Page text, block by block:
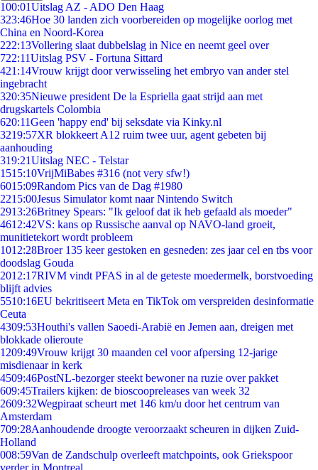
100:01Uitslag AZ - ADO Den Haag
323:46Hoe 30 landen zich voorbereiden op mogelijke oorlog met
China en Noord-Korea
222:13Vollering slaat dubbelslag in Nice en neemt geel over
722:11Uitslag PSV - Fortuna Sittard
421:14Vrouw krijgt door verwisseling het embryo van ander stel
ingebracht
320:35Nieuwe president De la Espriella gaat strijd aan met
drugskartels Colombia
620:11Geen 'happy end' bij seksdate via Kinky.nl
3219:57XR blokkeert A12 ruim twee uur, agent gebeten bij
aanhouding
319:21Uitslag NEC - Telstar
1515:10VrijMiBabes #316 (not very sfw!)
6015:09Random Pics van de Dag #1980
2215:00Jesus Simulator komt naar Nintendo Switch
2913:26Britney Spears: "Ik geloof dat ik heb gefaald als moeder"
4612:42VS: kans op Russische aanval op NAVO-land groeit,
munitietekort wordt probleem
1012:28Broer 135 keer gestoken en gesneden: zes jaar cel en tbs voor
doodslag Gouda
2012:17RIVM vindt PFAS in al de geteste moedermelk, borstvoeding
blijft advies
5510:16EU bekritiseert Meta en TikTok om verspreiden desinformatie
Ceuta
4309:53Houthi's vallen Saoedi-Arabië en Jemen aan, dreigen met
blokkade olieroute
1209:49Vrouw krijgt 30 maanden cel voor afpersing 12-jarige
misdienaar in kerk
4509:46PostNL-bezorger steekt bewoner na ruzie over pakket
609:45Trailers kijken: de bioscoopreleases van week 32
2609:32Wegpiraat scheurt met 146 km/u door het centrum van
Amsterdam
709:28Aanhoudende droogte veroorzaakt scheuren in dijken Zuid-
Holland
008:59Van de Zandschulp overleeft matchpoints, ook Griekspoor
verder in Montreal